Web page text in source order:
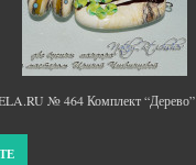
№ 464 Комплект “Дерево”